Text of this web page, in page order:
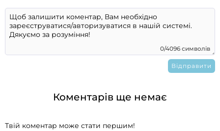
0/4096 символів
Коментарів ще немає
Твій коментар може стати першим!